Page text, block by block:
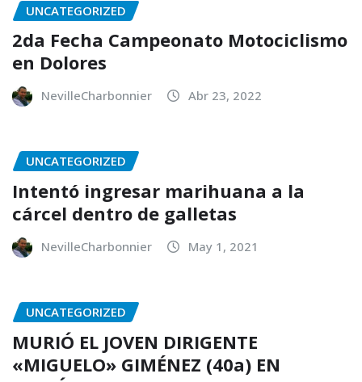
UNCATEGORIZED
2da Fecha Campeonato Motociclismo
en Dolores
NevilleCharbonnier Abr 23, 2022
UNCATEGORIZED
Intentó ingresar marihuana a la
cárcel dentro de galletas
NevilleCharbonnier May 1, 2021
UNCATEGORIZED
MURIÓ EL JOVEN DIRIGENTE
«MIGUELO» GIMÉNEZ (40a) EN